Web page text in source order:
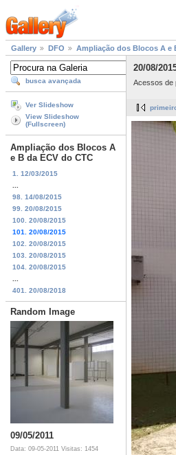
Gallery DFO Ampliação dos Blocos A e
busca avançada
Ver Slideshow
View Slideshow
(Fullscreen)
Ampliação dos Blocos A
e B da ECV do CTC
1. 12/03/2015
98. 14/08/2015
99. 20/08/2015
100. 20/08/2015
101. 20/08/2015
102. 20/08/2015
103. 20/08/2015
104. 20/08/2015
401. 20/08/2018
Random Image
09/05/2011
Data: 09-05-2011 Visitas: 1454
20/08/
Acessos de